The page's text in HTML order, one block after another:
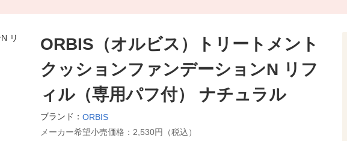
ORBIS（オルビス）トリートメント
クッションファンデーションN リフ
ィル（専用パフ付） ナチュラル
ブランド： ORBIS
メーカー希望小売価格： 2,530円（税込）